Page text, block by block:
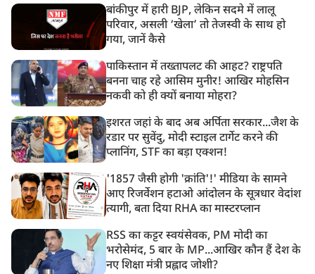
बांकीपुर में हारी BJP, लेकिन सदमे में लालू
परिवार, असली ‘खेला’ तो तेजस्वी के साथ हो
गया, जानें कैसे
पाकिस्तान में तख्तापलट की आहट? राष्ट्रपति
बनना चाह रहे आसिम मुनीर! आखिर मोहसिन
नकवी को ही क्यों बनाया मोहरा?
इशरत जहां के बाद अब अर्पिता सरकार...जैश के
रडार पर सुवेंदु, मोदी स्टाइल टार्गेट करने की
प्लानिंग, STF का बड़ा एक्शन!
'1857 जैसी होगी 'क्रांति'!' मीडिया के सामने
आए रिजर्वेशन हटाओ आंदोलन के सूत्रधार वेदांश
त्यागी, बता दिया RHA का मास्टरप्लान
RSS का कट्टर स्वयंसेवक, PM मोदी का
भरोसेमंद, 5 बार के MP...आखिर कौन हैं देश के
नए शिक्षा मंत्री प्रह्लाद जोशी?